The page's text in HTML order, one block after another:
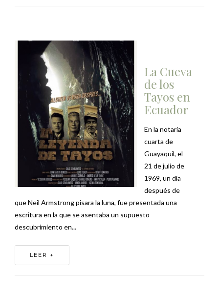
La Cueva
de los
Tayos en
Ecuador
En la notaría
cuarta de
Guayaquil, el
21 de julio de
1969, un día
después de
que Neil Armstrong pisara la luna, fue presentada una
escritura en la que se asentaba un supuesto
descubrimiento en...
LEER +